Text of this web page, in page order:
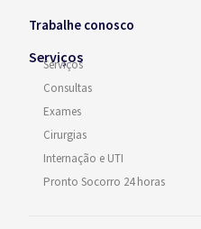
Trabalhe conosco
Serviços
Serviços
Consultas
Exames
Cirurgias
Internação e UTI
Pronto Socorro 24 horas